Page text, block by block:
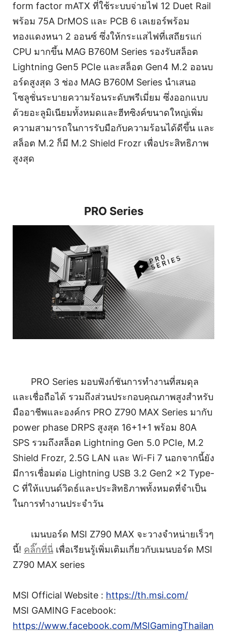
form factor mATX ที่ใช้ระบบจ่ายไฟ 12 Duet Rail
พร้อม 75A DrMOS และ PCB 6 เลเยอร์พร้อม
ทองแดงหนา 2 ออนซ์ ซึ่งให้กระแสไฟที่เสถียรแก่
CPU มากขึ้น MAG B760M Series รองรับสล็อต
Lightning Gen5 PCIe และสล็อต Gen4 M.2 ออนบ
อร์ดสูงสุด 3 ช่อง MAG B760M Series นำเสนอ
โซลูชั่นระบายความร้อนระดับพรีเมี่ยม ซึ่งออกแบบ
ด้วยอะลูมิเนียมทั้งหมดและฮีทซิงค์ขนาดใหญ่เพิ่ม
ความสามารถในการรับมือกับความร้อนได้ดีขึ้น และ
สล็อต M.2 ก็มี M.2 Shield Frozr เพื่อประสิทธิภาพ
สูงสุด
PRO Series
PRO Series มอบฟังก์ชันการทำงานที่สมดุล
และเชื่อถือได้ รวมถึงส่วนประกอบคุณภาพสูงสำหรับ
มืออาชีพและองค์กร PRO Z790 MAX Series มากับ
power phase DRPS สูงสุด 16+1+1 พร้อม 80A
SPS รวมถึงสล็อต Lightning Gen 5.0 PCIe, M.2
Shield Frozr, 2.5G LAN และ Wi-Fi 7 นอกจากนี้ยัง
มีการเชื่อมต่อ Lightning USB 3.2 Gen2 x2 Type-
C ที่ให้แบนด์วิดธ์และประสิทธิภาพทั้งหมดที่จำเป็น
ในการทำงานประจำวัน
เมนบอร์ด MSI Z790 MAX จะวางจำหน่ายเร็วๆ
นี้! คลิ๊กที่นี่ เพื่อเรียนรู้เพิ่มเติมเกี่ยวกับเมนบอร์ด MSI
Z790 MAX series
MSI Official Website : https://th.msi.com/
MSI GAMING Facebook:
https://www.facebook.com/MSIGamingThailan